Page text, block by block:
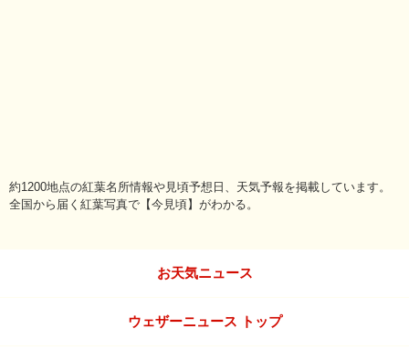
約1200地点の紅葉名所情報や見頃予想日、天気予報を掲載しています。
全国から届く紅葉写真で【今見頃】がわかる。
お天気ニュース
ウェザーニュース トップ